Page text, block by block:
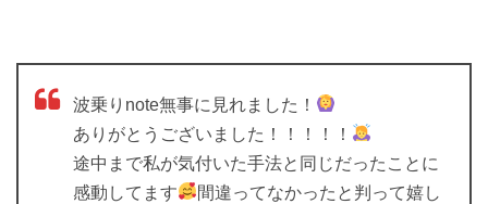
波乗りnote無事に見れました！
ありがとうございました！！！！！
途中まで私が気付いた手法と同じだったことに
感動してます
間違ってなかったと判って嬉し